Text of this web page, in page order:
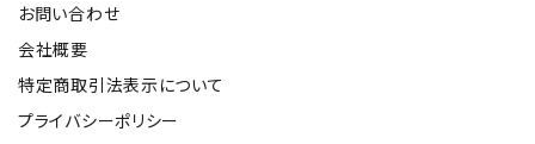
お問い合わせ
会社概要
特定商取引法表示について
プライバシーポリシー